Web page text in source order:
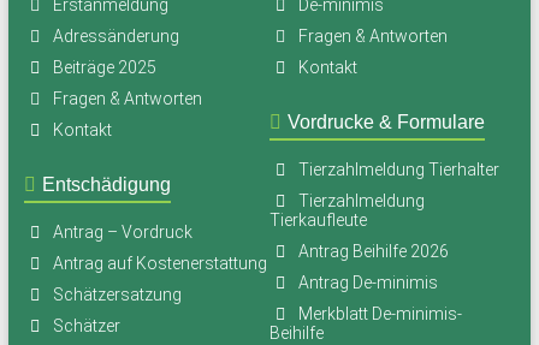
Erstanmeldung
Adressänderung
Beiträge 2025
Fragen & Antworten
Kontakt
Entschädigung
Antrag – Vordruck
Antrag auf Kostenerstattung
Schätzersatzung
Schätzer
De-minimis
Fragen & Antworten
Kontakt
Vordrucke & Formulare
Tierzahlmeldung Tierhalter
Tierzahlmeldung
Tierkaufleute
Antrag Beihilfe 2026
Antrag De-minimis
Merkblatt De-minimis-
Beihilfe